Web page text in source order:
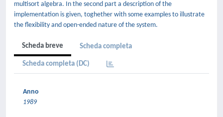
multisort algebra. In the second part a description of the
implementation is given, toghether with some examples to illustrate
the flexibility and open-ended nature of the system.
Scheda breve Scheda completa
Scheda completa (DC)
Anno
1989